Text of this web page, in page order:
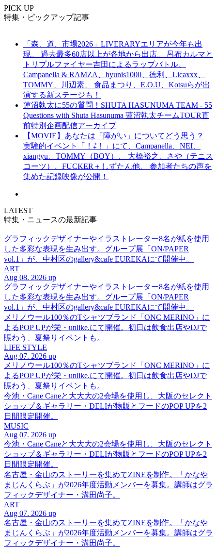
PICK UP
特集・ピックアップ記事
「森、道、市場2026」LIVERARYエリアが今年も出
現。 過去最多60店以上が各地から出店。 呂布カルマと
トリプルファイヤー吉田によるラップバトル、
Campanella & RAMZA、hyunis1000、徳利、Licaxxx、
TOMMY、川辺素、 食品まつり、E.O.U、Kotsuらが出
演する新ステージも！
蓮沼執太に55の質問！SHUTA HASUNUMA TEAM - 55
Questions with Shuta Hasunuma 蓮沼執太チームTOUR直
前特別企画配信アーカイブ
【MOVIE】あなたは「障がい」についてどう思う？
実験的イベント「！⇄！」にて、Campanella、NEI、
xiangyu、TOMMY（BOY）、 大橋裕之、さや（テニス
コーツ）、FUCKER＋しずたん他、 参加者たちの声を
集めた記録映像が公開！
LATEST
特集・ニュースの最新記事
グラフィックデザイナーやイラストレーター8名が紙を使用
した多彩な表現を生み出す。グループ展「ON/PAPER
vol.1」が、中村区のgallery&cafe EUREKAにて開催中。
ART
Aug 08. 2026 up
グラフィックデザイナーやイラストレーター8名が紙を使用
した多彩な表現を生み出す。グループ展「ON/PAPER
vol.1」が、中村区のgallery&cafe EUREKAにて開催中。
メリノウール100％のTシャツブランド「ONC MERINO」に
よるPOP UPが栄・unlike.にて開催。初日は飲食出店やDJで
賑わう、夏祭りイベントも。
LIFE STYLE
Aug 07. 2026 up
メリノウール100％のTシャツブランド「ONC MERINO」に
よるPOP UPが栄・unlike.にて開催。初日は飲食出店やDJで
賑わう、夏祭りイベントも。
今池・Cane Caneと大大大の2会場を使用し、大阪のセレクト
ショップ＆ギャラリー・DELIが物販とフードのPOP UPを2
日間限定開催。
MUSIC
Aug 07. 2026 up
今池・Cane Caneと大大大の2会場を使用し、大阪のセレクト
ショップ＆ギャラリー・DELIが物販とフードのPOP UPを2
日間限定開催。
名古屋・金山のストーリーを集めてZINEを制作。「かなや
まじんくらぶ」が2026年度活動メンバーを募集。講師はグラ
フィックデザイナー・溝田尚子。
ART
Aug 07. 2026 up
名古屋・金山のストーリーを集めてZINEを制作。「かなや
まじんくらぶ」が2026年度活動メンバーを募集。講師はグラ
フィックデザイナー・溝田尚子。